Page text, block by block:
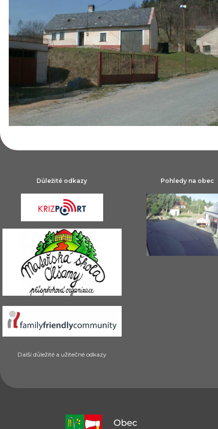
Důležité odkazy
Další důležité a užitečné odkazy
Pohledy na obec